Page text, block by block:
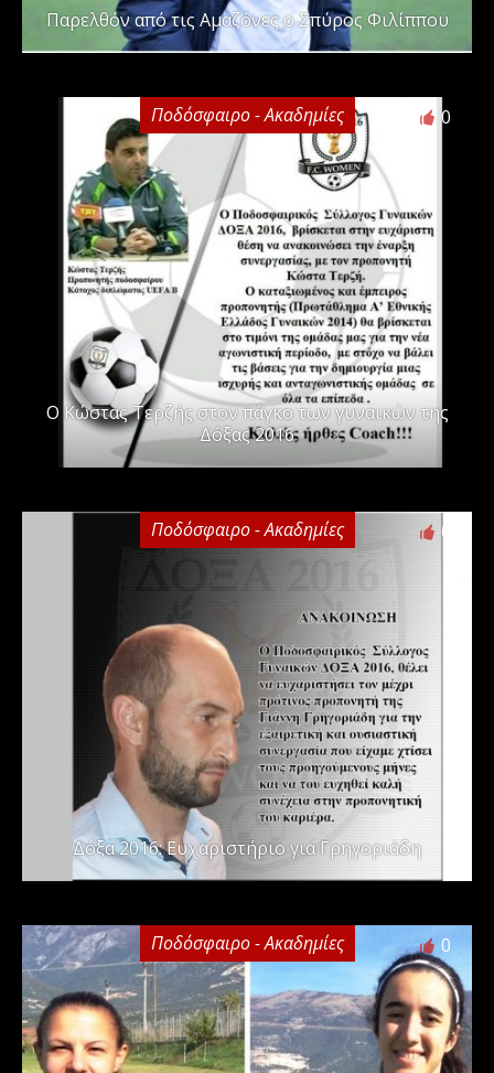
Παρελθόν από τις Αμαζόνες ο Σπύρος Φιλίππου
Ποδόσφαιρο - Ακαδημίες 0
Ο Κώστας Τερζής στον πάγκο των γυναικών της
Δόξας 2016
Ποδόσφαιρο - Ακαδημίες 0
Δόξα 2016: Ευχαριστήριο για Γρηγοριάδη
Ποδόσφαιρο - Ακαδημίες 0